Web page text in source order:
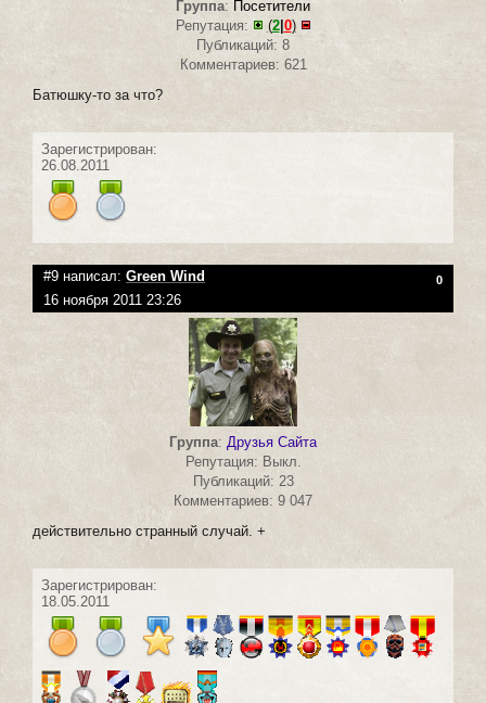
Группа: Посетители
Репутация:
(2| 0)
Публикаций: 8
Комментариев: 621
Батюшку-то за что?
Зарегистрирован:
26.08.2011
#9 написал: Green Wind 0
16 ноября 2011 23:26
Группа: Друзья Сайта
Репутация: Выкл.
Публикаций: 23
Комментариев: 9 047
действительно странный случай. +
Зарегистрирован:
18.05.2011